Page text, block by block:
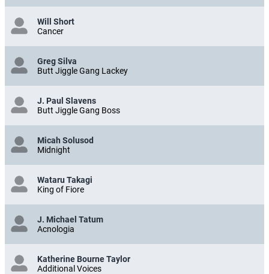
Will Short
Cancer
Greg Silva
Butt Jiggle Gang Lackey
J. Paul Slavens
Butt Jiggle Gang Boss
Micah Solusod
Midnight
Wataru Takagi
King of Fiore
J. Michael Tatum
Acnologia
Katherine Bourne Taylor
Additional Voices